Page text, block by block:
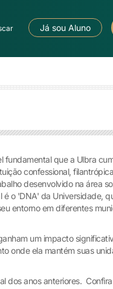
Já sou Aluno
fundamental que a Ulbra
confessional,
desenvolvido na área
é o 'DNA' da Universidade,
entorno em diferentes
um impacto
onde ela mantém suas
dos anos anteriores.